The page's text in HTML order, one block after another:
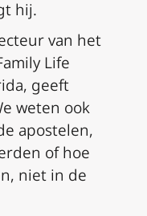
hij.
van het
Life
geeft
weten ook
apostelen,
of hoe
niet in de